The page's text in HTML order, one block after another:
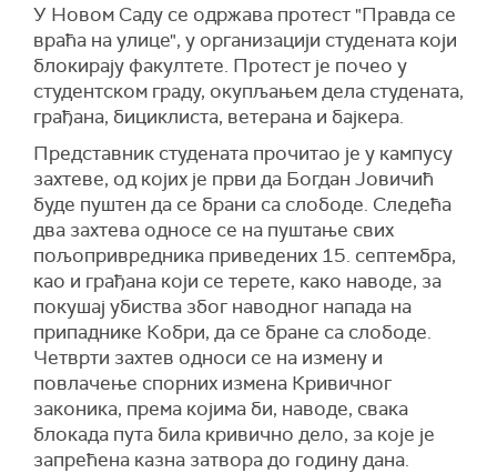
У Новом Саду се одржава протест "Правда се
враћа на улице", у организацији студената који
блокирају факултете. Протест је почео у
студентском граду, окупљањем дела студената,
грађана, бициклиста, ветерана и бајкера.
Представник студената прочитао је у кампусу
захтеве, од којих је први да Богдан Јовичић
буде пуштен да се брани са слободе. Следећа
два захтева односе се на пуштање свих
пољопривредника приведених 15. септембра,
као и грађана који се терете, како наводе, за
покушај убиства због наводног напада на
припаднике Кобри, да се бране са слободе.
Четврти захтев односи се на измену и
повлачење спорних измена Кривичног
законика, према којима би, наводе, свака
блокада пута била кривично дело, за које је
запрећена казна затвора до годину дана.